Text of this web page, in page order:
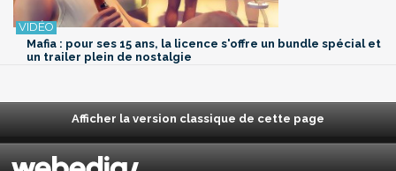
Mafia : pour ses 15 ans, la licence s'offre un bundle spécial et
un trailer plein de nostalgie
Afficher la version classique de cette page